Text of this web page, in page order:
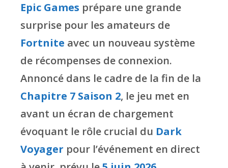
Epic Games prépare une grande
surprise pour les amateurs de
Fortnite avec un nouveau système
de récompenses de connexion.
Annoncé dans le cadre de la fin de la
Chapitre 7 Saison 2, le jeu met en
avant un écran de chargement
évoquant le rôle crucial du Dark
Voyager pour l’événement en direct